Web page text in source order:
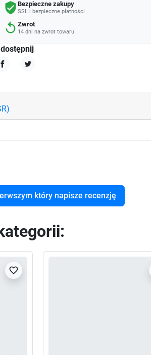
verified_user Bezpieczne zakupy
SSL i bezpieczne płatności
replay Zwrot
14 dni na zwrot towaru
który napisze recenzję
favorite_border